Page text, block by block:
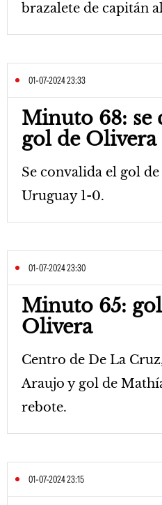
brazalete de capitán
01-07-2024 23:33
Minuto 68: se
gol de Olivera
Se convalida el gol
Uruguay 1-0.
01-07-2024 23:30
Minuto 65:
Olivera
Centro de De La
Araujo y gol de
rebote.
01-07-2024 23:15